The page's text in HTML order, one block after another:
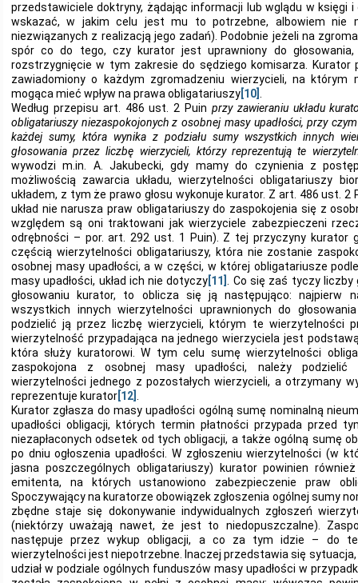
przedstawiciele doktryny, żądając informacji lub wglądu w księgi
wskazać, w jakim celu jest mu to potrzebne, albowiem nie
niezwiązanych z realizacją jego zadań). Podobnie jeżeli na
spór co do tego, czy kurator jest uprawniony do
rozstrzygnięcie w tym zakresie do sędziego komisarza. Kurator
zawiadomiony o każdym zgromadzeniu wierzycieli, na którym
mogąca mieć wpływ na prawa obligatariuszy [10]
Według przepisu art. 486 ust. 2 Puin przy zawieraniu układu
obligatariuszy niezaspokojonych z osobnej masy upadłości, przy
każdej sumy, która wynika z podziału sumy wszystkich innych
głosowania przez liczbę wierzycieli, którzy reprezentują te
wywodzi m.in. A. Jakubecki, gdy mamy do czynienia z
możliwością zawarcia układu, wierzytelności obligatariuszy
układem, z tym że prawo głosu wykonuje kurator. Z art. 486 ust. 2
układ nie narusza praw obligatariuszy do zaspokojenia się z
względem są oni traktowani jak wierzyciele zabezpieczeni
odrębności – por. art. 292 ust. 1 Puin). Z tej przyczyny kurator
częścią wierzytelności obligatariuszy, która nie zostanie
osobnej masy upadłości, a w części, w której obligatariusze
masy upadłości, układ ich nie dotyczy [11]
. Co się zaś tyczy
głosowaniu kurator, to oblicza się ją następująco: najpierw
wszystkich innych wierzytelności uprawnionych do
podzielić ją przez liczbę wierzycieli, którym te wierzytelności
wierzytelność przypadająca na jednego wierzyciela jest
która służy kuratorowi. W tym celu sumę wierzytelności
zaspokojona z osobnej masy upadłości, należy podzielić
wierzytelności jednego z pozostałych wierzycieli, a otrzymany
reprezentuje kurator [12]
Kurator zgłasza do masy upadłości ogólną sumę nominalną
upadłości obligacji, których termin płatności przypada przed
niezapłaconych odsetek od tych obligacji, a także ogólną sumę
po dniu ogłoszenia upadłości. W zgłoszeniu wierzytelności (w
jasna poszczególnych obligatariuszy) kurator powinien
emitenta, na których ustanowiono zabezpieczenie praw
Spoczywający na kuratorze obowiązek zgłoszenia ogólnej sumy
zbędne staje się dokonywanie indywidualnych zgłoszeń
(niektórzy uważają nawet, że jest to niedopuszczalne).
następuje przez wykup obligacji, a co za tym idzie – do
wierzytelności jest niepotrzebne. Inaczej przedstawia się
udział w podziale ogólnych funduszów masy upadłości w